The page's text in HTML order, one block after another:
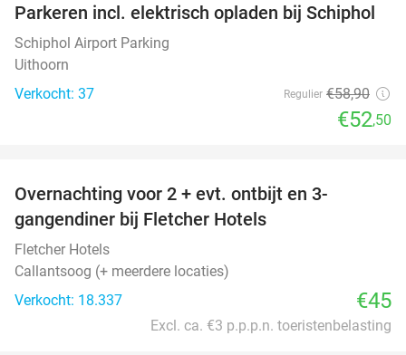
11%
Parkeren incl. elektrisch opladen bij Schiphol
Schiphol Airport Parking
Uithoorn
Verkocht: 37
Regulier €58,90
€52,50
Overnachting voor 2 + evt. ontbijt en 3-
gangendiner bij Fletcher Hotels
Fletcher Hotels
Callantsoog (+ meerdere locaties)
Verkocht: 18.337
€45
Excl. ca. €3 p.p.p.n. toeristenbelasting